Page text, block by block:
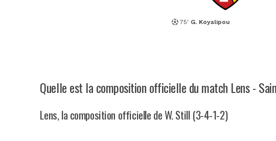
75' G. Koyalipou
Quelle est la composition officielle du match Lens -
Lens, la composition officielle de W. Still (3-4-1-2)